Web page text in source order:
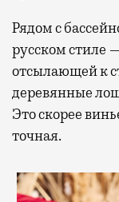
Рядом с
русском стиле
отсылающей к
деревянные
Это скорее
точная.